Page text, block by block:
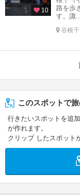
10
路を歩
す。諏
谷根千
このスポットで
行きたいスポットを追
が作れます。
クリップ したスポット